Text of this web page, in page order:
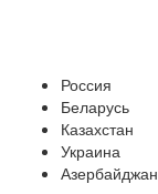
Россия
Беларусь
Казахстан
Украина
Азербайджан